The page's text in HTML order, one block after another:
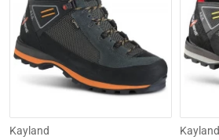
Kayland
Kayland